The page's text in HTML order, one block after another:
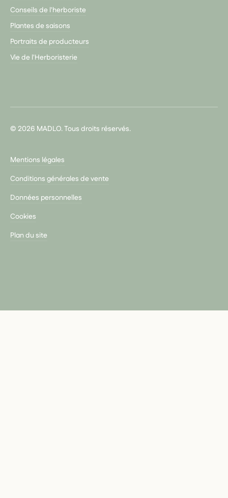
Conseils de l'herboriste
Plantes de saisons
Portraits de producteurs
Vie de l'Herboristerie
© 2026 MADLO. Tous droits réservés.
Mentions légales
Conditions générales de vente
Données personnelles
Cookies
Plan du site